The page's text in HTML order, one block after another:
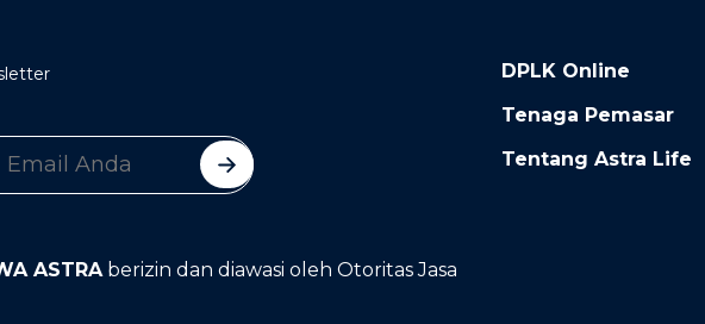
ASTRAberizin dan diawasi oleh Otoritas Jasa
DPLK Online
Tenaga Pemasar
Tentang Astra Life